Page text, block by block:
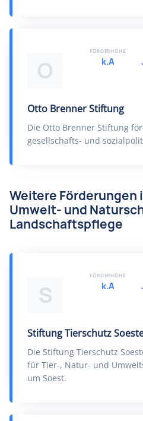
O
Otto Brenner Stiftung
Die Otto Brenner Stiftung
gesellschafts- und
FÖRDERHÖHE
k.A
Weitere Förderungen
Umwelt- und
Landschaftspflege
S
Stiftung Tierschutz
Die Stiftung Tierschutz
für Tier-, Natur- und
um Soest.
FÖRDERHÖHE
k.A